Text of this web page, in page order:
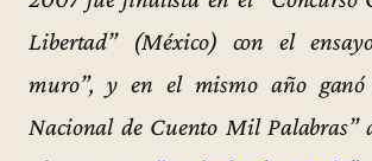
Libertad” (México) con el
muro”, y en el mismo año ganó
Nacional de Cuento Mil Palabras”